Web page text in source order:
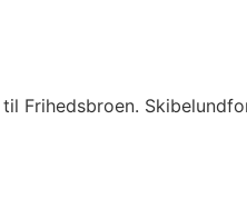
Frihedsbroen.